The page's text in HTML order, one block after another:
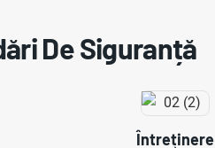
De Siguranță
Întreţinere